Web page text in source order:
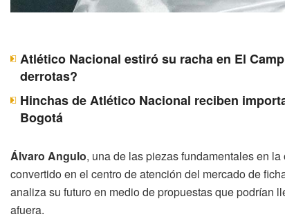
Atlético Nacional estiró su racha en El
derrotas?
Hinchas de Atlético Nacional reciben
Bogotá
Álvaro Angulo, una de las piezas fundamentales en
convertido en el centro de atención del mercado de
analiza su futuro en medio de propuestas que podrían
afuera.